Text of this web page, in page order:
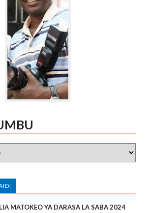
MATOKEO YA DARASA LA SABA 2024